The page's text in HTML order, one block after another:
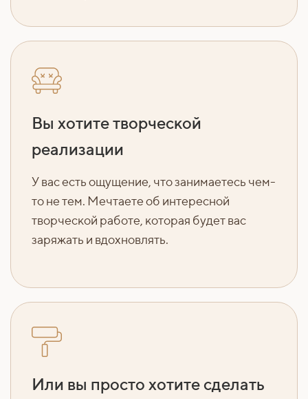
Вы хотите творческой
реализации
У вас есть ощущение, что занимаетесь чем-
то не тем. Мечтаете об интересной
творческой работе, которая будет вас
заряжать и вдохновлять.
Или вы просто хотите сделать